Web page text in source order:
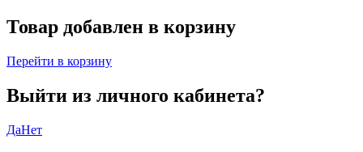
Товар добавлен в корзину
Перейти в корзину
Выйти из личного кабинета?
ДаНет